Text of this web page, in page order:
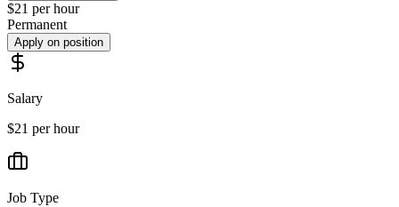
$21 per hour
Permanent
Apply on position
Salary
$21 per hour
Job Type